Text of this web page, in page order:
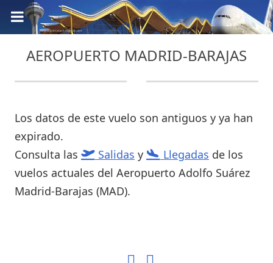
AEROPUERTO MADRID-BARAJAS
Los datos de este vuelo son antiguos y ya han
expirado.
Consulta las
Salidas y Llegadas de los
vuelos actuales del Aeropuerto Adolfo Suárez
Madrid-Barajas (MAD).